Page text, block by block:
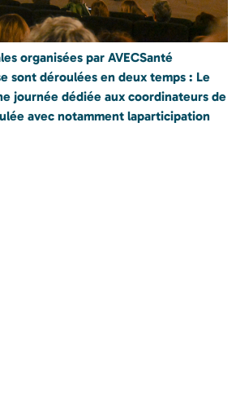
organisées par AVECSanté
sont déroulées en deux temps : Le
journée dédiée aux coordinateurs de
avec notamment laparticipation